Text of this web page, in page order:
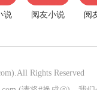
说 阅友小说 阅
.All Rights Reserved